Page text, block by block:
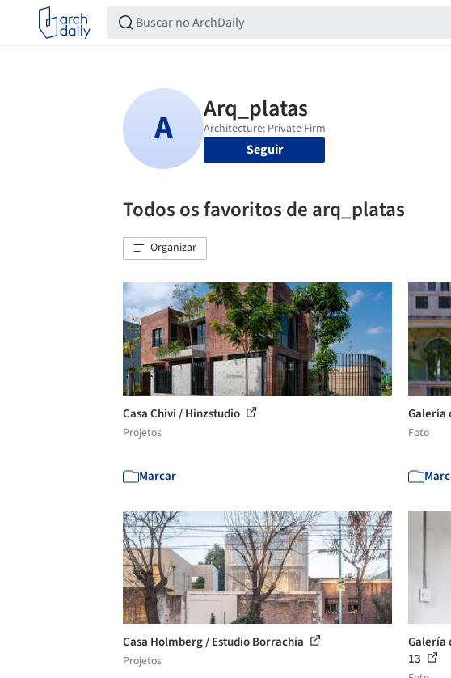
Seguir
Todos os favoritos de arq_platas
Organizar
Casa Chivi / Hinzstudio
Projetos
Marcar
Galería
Foto
Casa Holmberg / Estudio Borrachia
Projetos
Galería
13